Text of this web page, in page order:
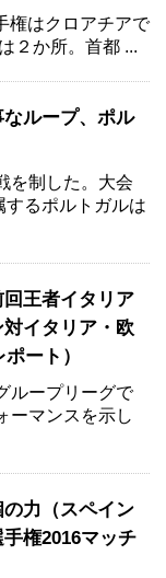
権はクロアチアで
２か所。首都 ...
ループ、ポル
を制した。大会
するポルトガルは
王者イタリア
イタリア・欧
ート）
ループリーグで
ーマンスを示し
力（スペイン
権2016マッチ